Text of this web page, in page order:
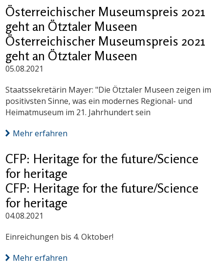
Österreichischer Museumspreis 2021
geht an Ötztaler Museen
Österreichischer Museumspreis 2021
geht an Ötztaler Museen
05.08.2021
Staatssekretärin Mayer: "Die Ötztaler Museen zeigen im
positivsten Sinne, was ein modernes Regional- und
Heimatmuseum im 21. Jahrhundert sein
Mehr erfahren
CFP: Heritage for the future/Science
for heritage
CFP: Heritage for the future/Science
for heritage
04.08.2021
Einreichungen bis 4. Oktober!
Mehr erfahren